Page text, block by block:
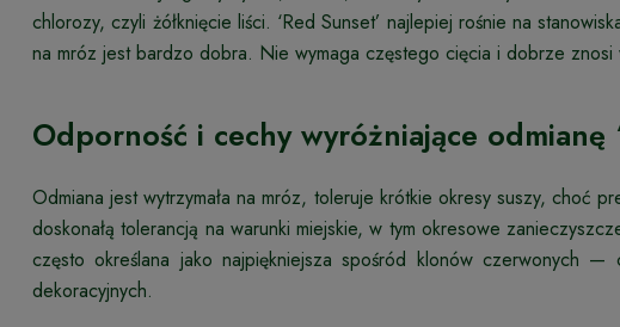
chlorozy, czyli żółknięcie liści. ‘Red Sunset’ najlepiej rośnie na
na mróz jest bardzo dobra. Nie wymaga częstego cięcia i dobrze znosi
Odporność i cechy wyróżniające odmianę
Odmiana jest wytrzymała na mróz, toleruje krótkie okresy suszy, choć
doskonałą tolerancją na warunki miejskie, w tym okresowe
często określana jako najpiękniejsza spośród klonów czerwonych
dekoracyjnych.